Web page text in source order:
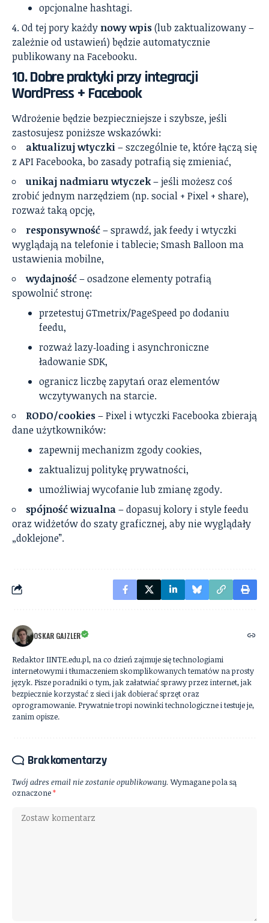
opcjonalne hashtagi.
Od tej pory każdy nowy wpis(lub zaktualizowany –
zależnie od ustawień) będzie automatycznie
publikowany na Facebooku.
10. Dobre praktyki przy integracji
WordPress + Facebook
Wdrożenie będzie bezpieczniejsze i szybsze, jeśli
zastosujesz poniższe wskazówki:
aktualizuj wtyczki– szczególnie te, które łączą się
z API Facebooka, bo zasady potrafią się zmieniać,
unikaj nadmiaru wtyczek– jeśli możesz coś
zrobić jednym narzędziem (np. social + Pixel + share),
rozważ taką opcję,
responsywność– sprawdź, jak feedy i wtyczki
wyglądają na telefonie i tablecie; Smash Balloon ma
ustawienia mobilne,
wydajność– osadzone elementy potrafią
spowolnić stronę:
przetestuj GTmetrix/PageSpeed po dodaniu
feedu,
rozważ lazy‑loading i asynchroniczne
ładowanie SDK,
ogranicz liczbę zapytań oraz elementów
wczytywanych na starcie.
RODO/cookies– Pixel i wtyczki Facebooka zbierają
dane użytkowników:
zapewnij mechanizm zgody cookies,
zaktualizuj politykę prywatności,
umożliwiaj wycofanie lub zmianę zgody.
spójność wizualna– dopasuj kolory i style feedu
oraz widżetów do szaty graficznej, aby nie wyglądały
„doklejone”.
OSKAR GAJZLER
Redaktor IINTE.edu.pl, na co dzień zajmuje się technologiami
internetowymi i tłumaczeniem skomplikowanych tematów na prosty
język. Pisze poradniki o tym, jak załatwiać sprawy przez internet, jak
bezpiecznie korzystać z sieci i jak dobierać sprzęt oraz
oprogramowanie. Prywatnie tropi nowinki technologiczne i testuje je,
zanim opisze.
Brak komentarzy
Twój adres email nie zostanie opublikowany. Wymagane pola są
oznaczone*